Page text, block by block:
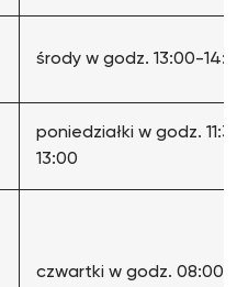
środy w godz. 13:00-
poniedziałki w godz.
13:00
czwartki w godz. 08:00-